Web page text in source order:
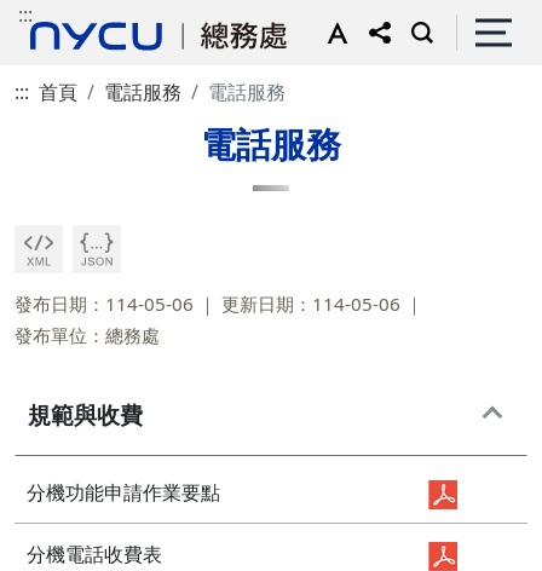
:::
::: 首頁 電話服務 電話服務
電話服務
發布日期：114-05-06
更新日期：114-05-06
發布單位：總務處
規範與收費
分機功能申請作業要點
分機電話收費表